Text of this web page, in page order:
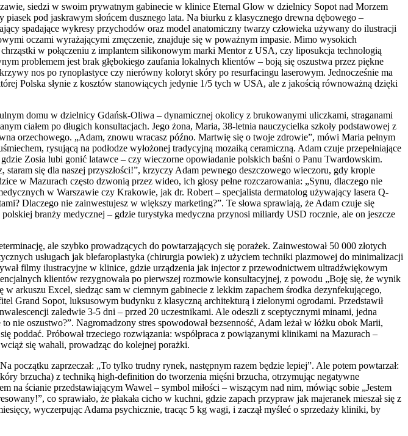
siedzi w swoim prywatnym gabinecie w klinice Eternal Glow w dzielnicy Sopot nad Morzem
pod jaskrawym słońcem dusznego lata. Na biurku z klasycznego drewna dębowego –
spadające wykresy przychodów oraz model anatomiczny twarzy człowieka używany do ilustracji
oczami wyrażającymi zmęczenie, znajduje się w poważnym impasie. Mimo wysokich
w połączeniu z implantem silikonowym marki Mentor z USA, czy liposukcja technologią
problemem jest brak głębokiego zaufania lokalnych klientów – boją się oszustwa przez piękne
nos po rynoplastyce czy nierówny koloryt skóry po resurfacingu laserowym. Jednocześnie ma
Polska słynie z kosztów stanowiących jedynie 1/5 tych w USA, ale z jakością równoważną dzięki
domu w dzielnicy Gdańsk-Oliwa – dynamicznej okolicy z brukowanymi uliczkami, straganami
ciałem po długich konsultacjach. Jego żona, Maria, 38-letnia nauczycielka szkoły podstawowej z
orzechowego. „Adam, znowu wracasz późno. Martwię się o twoje zdrowie”, mówi Maria pełnym
rysującą na podłodze wyłożonej tradycyjną mozaiką ceramiczną. Adam czuje przepełniające
Zosia lubi gonić latawce – czy wieczorne opowiadanie polskich baśni o Panu Twardowskim.
się dla naszej przyszłości!”, krzyczy Adam pewnego deszczowego wieczoru, gdy krople
w Mazurach często dzwonią przez wideo, ich głosy pełne rozczarowania: „Synu, dlaczego nie
w Warszawie czy Krakowie, jak dr. Robert – specjalista dermatolog używający lasera Q-
Dlaczego nie zainwestujesz w większy marketing?”. Te słowa sprawiają, że Adam czuje się
branży medycznej – gdzie turystyka medyczna przynosi miliardy USD rocznie, ale on jeszcze
ale szybko prowadzących do powtarzających się porażek. Zainwestował 50 000 złotych
usługach jak blefaroplastyka (chirurgia powiek) z użyciem techniki plazmowej do minimalizacji
filmy ilustracyjne w klinice, gdzie urządzenia jak injector z przewodnictwem ultradźwiękowym
klientów rezygnowała po pierwszej rozmowie konsultacyjnej, z powodu „Boję się, że wynik
w arkuszu Excel, siedząc sam w ciemnym gabinecie z lekkim zapachem środka dezynfekującego,
Grand Sopot, luksusowym budynku z klasyczną architekturą i zielonymi ogrodami. Przedstawił
zaledwie 3-5 dni – przed 20 uczestnikami. Ale odeszli z sceptycznymi minami, jedna
oszustwo?”. Nagromadzony stres spowodował bezsenność, Adam leżał w łóżku obok Marii,
poddać. Próbował trzeciego rozwiązania: współpraca z powiązanymi klinikami na Mazurach –
się wahali, prowadząc do kolejnej porażki.
początku zaprzeczał: „To tylko trudny rynek, następnym razem będzie lepiej”. Ale potem powtarzał:
brzucha) z techniką high-definition do tworzenia mięśni brzucha, otrzymując negatywne
na ścianie przedstawiającym Wawel – symbol miłości – wiszącym nad nim, mówiąc sobie „Jestem
co sprawiało, że płakała cicho w kuchni, gdzie zapach przypraw jak majeranek mieszał się z
wyczerpując Adama psychicznie, tracąc 5 kg wagi, i zaczął myśleć o sprzedaży kliniki, by